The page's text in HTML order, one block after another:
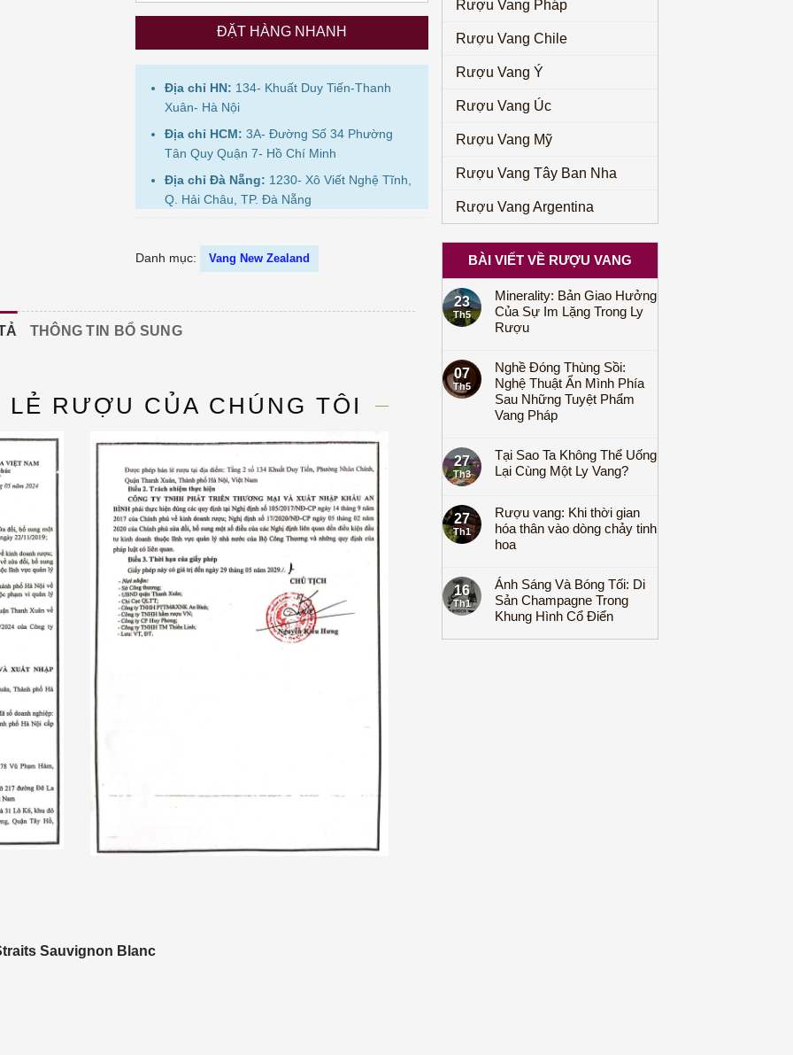
Rượu Vang Pháp
Rượu Vang Chile
Rượu Vang Ý
Rượu Vang Úc
Rượu Vang Mỹ
Rượu Vang Tây Ban Nha
Rượu Vang Argentina
BÀI VIẾT VỀ RƯỢU VANG
23
Th5
Minerality: Bản Giao Hưởng
Của Sự Im Lặng Trong Ly
Rượu
07
Th5
Nghề Đóng Thùng Sồi:
Nghệ Thuật Ẩn Mình Phía
Sau Những Tuyệt Phẩm
Vang Pháp
27
Th3
Tại Sao Ta Không Thể Uống
Lại Cùng Một Ly Vang?
27
Th1
Rượu vang: Khi thời gian
hóa thân vào dòng chảy tinh
hoa
16
Th1
Ánh Sáng Và Bóng Tối: Di
Sản Champagne Trong
Khung Hình Cổ Điển
ĐẶT HÀNG NHANH
Địa chỉ HN: 134- Khuất Duy Tiến-Thanh
Xuân- Hà Nội
Địa chỉ HCM: 3A- Đường Số 34 Phường
Tân Quy Quận 7- Hồ Chí Minh
Địa chỉ Đà Nẵng: 1230- Xô Viết Nghệ Tĩnh,
Q. Hải Châu, TP. Đà Nẵng
Danh mục: Vang New Zealand
THÔNG TIN BỔ SUNG
LẺ RƯỢU CỦA CHÚNG TÔI
Sauvignon Blanc